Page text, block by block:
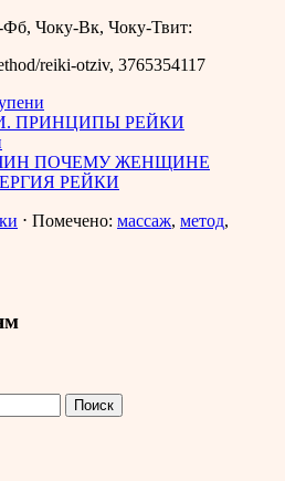
Фб, Чоку-Вк, Чоку-Твит:
reiki-otziv, 3765354117
ПРИНЦИПЫ РЕЙКИ
ПОЧЕМУ ЖЕНЩИНЕ
РЕЙКИ
⋅ Помечено: массаж, метод,